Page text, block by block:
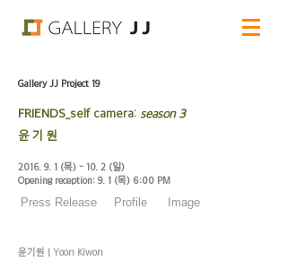
Gallery JJ Project 19
FRIENDS_ self camera: season 3
윤 기 원
2016. 9. 1 (목) - 10. 2 (일)
Opening reception: 9. 1 (목) 6:00 PM
Press Release Profile Image
윤기원 | Yoon Kiwon